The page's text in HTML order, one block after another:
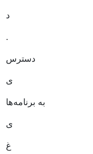
د
.
دسترس
ی
به برنامه‌ها
ی
غ